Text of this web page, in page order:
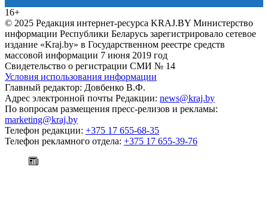
16+
© 2025 Редакция интернет-ресурса KRAJ.BY Министерство
информации Республики Беларусь зарегистрировало сетевое
издание «Kraj.by» в Государственном реестре средств
массовой информации 7 июня 2019 год
Свидетельство о регистрации СМИ № 14
Условия использования информации
Главный редактор: Довбенко В.Ф.
Адрес электронной почты Редакции: news@kraj.by
По вопросам размещения пресс-релизов и рекламы:
marketing@kraj.by
Телефон редакции: +375 17 655-68-35
Телефон рекламного отдела: +375 17 655-39-76